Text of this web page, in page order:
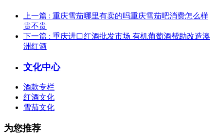
上一篇 : 重庆雪茄哪里有卖的吗重庆雪茄吧消费怎么样
贵不贵
下一篇 : 重庆进口红酒批发市场 有机葡萄酒帮助改造澳
洲红酒
文化中心
酒款专栏
红酒文化
雪茄文化
为您推荐